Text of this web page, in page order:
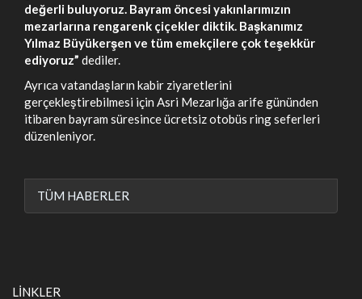
değerli buluyoruz. Bayram öncesi yakınlarımızın
mezarlarına rengarenk çiçekler diktik. Başkanımız
Yılmaz Büyükerşen ve tüm emekçilere çok teşekkür
ediyoruz” dediler.
Ayrıca vatandaşların kabir ziyaretlerini
gerçekleştirebilmesi için Asri Mezarlığa arife gününden
itibaren bayram süresince ücretsiz otobüs ring seferleri
düzenleniyor.
TÜM HABERLER
LİNKLER